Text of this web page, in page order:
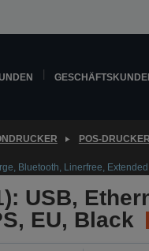
POS-DRUCKER
Bluetooth, Linerfree,
USB,
EU, Black